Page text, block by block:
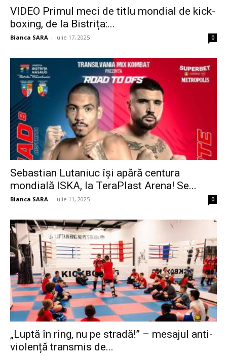
VIDEO Primul meci de titlu mondial de kick-
boxing, de la Bistrița:...
Bianca SARA - iulie 17, 2025 0
Sebastian Lutaniuc își apără centura
mondială ISKA, la TeraPlast Arena! Se...
Bianca SARA - iulie 11, 2025 0
„Luptă în ring, nu pe stradă!” – mesajul anti-
violență transmis de...